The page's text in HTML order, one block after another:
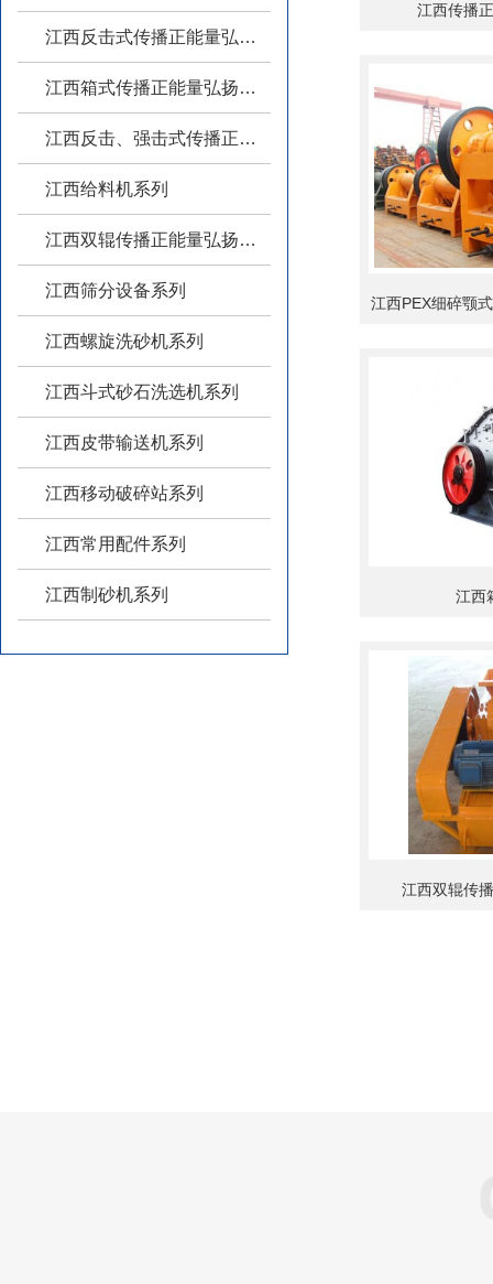
江西反击式传播正能量弘扬主旋律系列
江西箱式传播正能量弘扬主旋律系列
江西反击、强击式传播正能量弘扬主旋律
江西给料机系列
江西双辊传播正能量弘扬主旋律系列
江西筛分设备系列
江西螺旋洗砂机系列
江西斗式砂石洗选机系列
江西皮带输送机系列
江西移动破碎站系列
江西常用配件系列
江西制砂机系列
江西传播
江西PEX细碎颚
江西
江西双辊传